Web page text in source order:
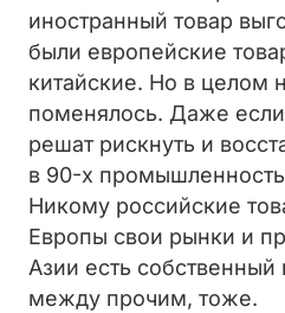
иностранный товар
были европейские
китайские. Но в целом
поменялось. Даже
решат рискнуть и
в 90-х
Никому российские
Европы свои рынки и
Азии есть
между прочим, тоже.